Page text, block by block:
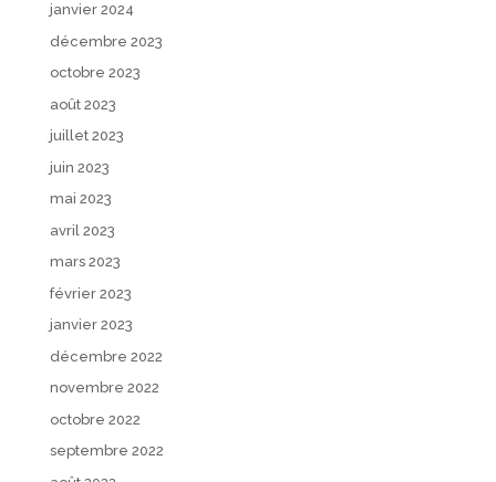
janvier 2024
décembre 2023
octobre 2023
août 2023
juillet 2023
juin 2023
mai 2023
avril 2023
mars 2023
février 2023
janvier 2023
décembre 2022
novembre 2022
octobre 2022
septembre 2022